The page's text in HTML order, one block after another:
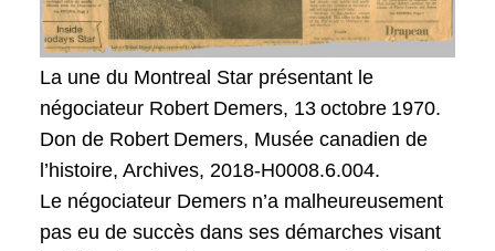
La une du Montreal Star présentant le
négociateur Robert Demers, 13 octobre 1970.
Don de Robert Demers, Musée canadien de
l’histoire, Archives, 2018-H0008.6.004.
Le négociateur Demers n’a malheureusement
pas eu de succès dans ses démarches visant